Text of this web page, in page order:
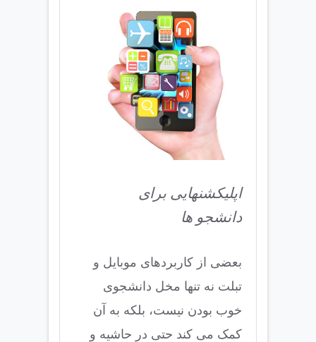
اپلیکشنهایی برای
دانشجو ها
بعضی از کاربردهای موبایل و
تبلت نه تنها مخل دانشجوی
خوب بودن نیست، بلکه به آن
کمک می کند حتی در حاشیه و